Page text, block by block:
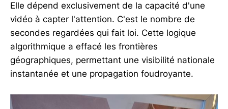
Elle dépend exclusivement de la capacité d'une
vidéo à capter l'attention. C'est le nombre de
secondes regardées qui fait loi. Cette logique
algorithmique a effacé les frontières
géographiques, permettant une visibilité nationale
instantanée et une propagation foudroyante.